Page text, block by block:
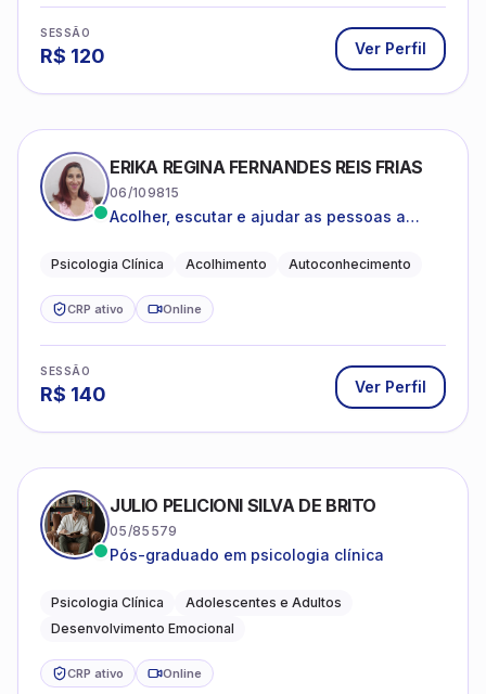
SESSÃO
R$ 120 Ver Perfil
ERIKA REGINA FERNANDES REIS FRIAS
06/109815
Acolher, escutar e ajudar as pessoas a
Psicologia Clínica Acolhimento Autoconhecimento
CRP ativo Online
SESSÃO
R$ 140 Ver Perfil
JULIO PELICIONI SILVA DE BRITO
05/85579
Pós-graduado em psicologia clínica
Psicologia Clínica
Adolescentes e Adultos
Desenvolvimento Emocional
CRP ativo Online